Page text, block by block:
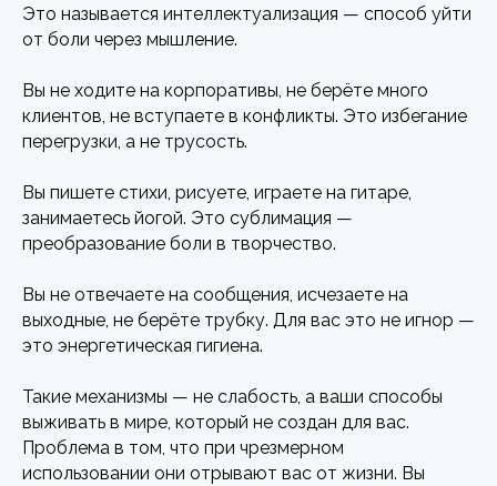
Это называется интеллектуализация — способ уйти
от боли через мышление.
Вы не ходите на корпоративы, не берёте много
клиентов, не вступаете в конфликты. Это избегание
перегрузки, а не трусость.
Вы пишете стихи, рисуете, играете на гитаре,
занимаетесь йогой. Это сублимация —
преобразование боли в творчество.
Вы не отвечаете на сообщения, исчезаете на
выходные, не берёте трубку. Для вас это не игнор —
это энергетическая гигиена.
Такие механизмы — не слабость, а ваши способы
выживать в мире, который не создан для вас.
Проблема в том, что при чрезмерном
использовании они отрывают вас от жизни. Вы